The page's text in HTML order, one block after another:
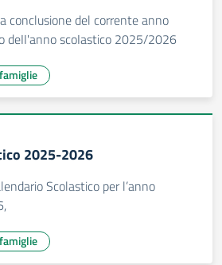
conclusione del corrente anno
deII'anno scoIastico 2025/2026
2025-2026
Scolastico per l’anno